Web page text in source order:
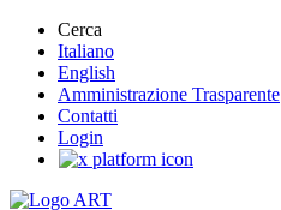
Cerca
Italiano
English
Amministrazione Trasparente
Contatti
Login